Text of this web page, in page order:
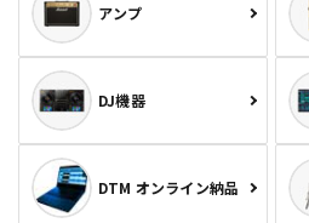
アンプ
DJ機器
DTM オンライン納品